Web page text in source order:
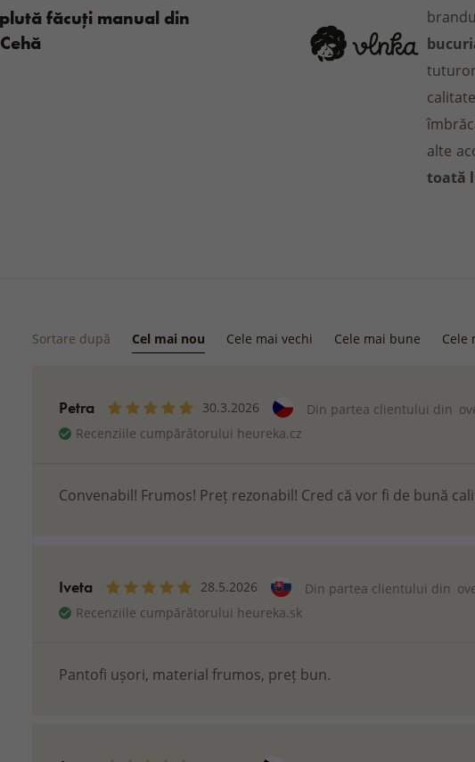
făcuți manual din
alte
toată
Sortare după Cel mai nou Cele mai vechi Cele mai bune Cele
Petra 30.3.2026 Din partea clientului din
Recenziile cumpărătorului heureka.cz
Convenabil! Frumos! Preț rezonabil! Cred că vor fi de bună
Iveta 28.5.2026 Din partea clientului din
Recenziile cumpărătorului heureka.sk
Pantofi ușori, material frumos, preț bun.